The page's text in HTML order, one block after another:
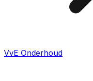
VvE Onderhoud